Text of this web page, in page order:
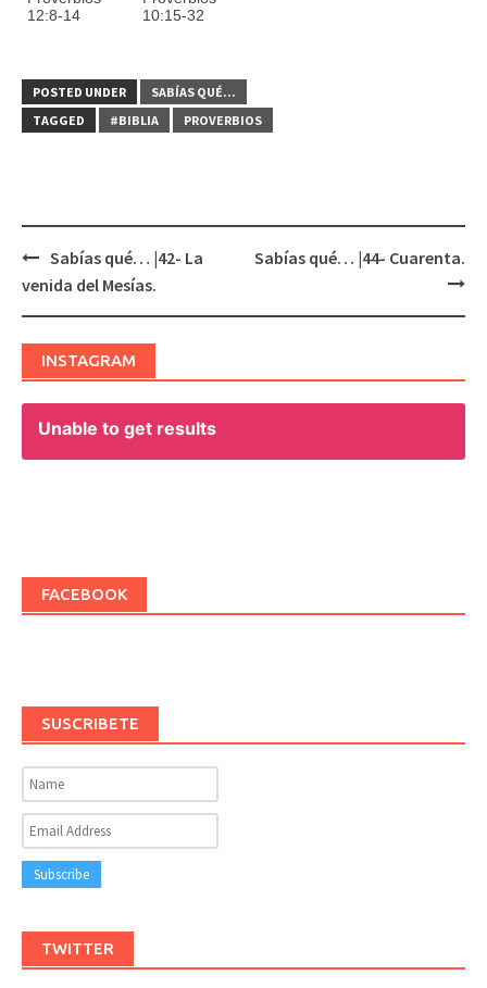
12:8-14
10:15-32
POSTED UNDER
SABÍAS QUÉ...
TAGGED
#BIBLIA PROVERBIOS
Post
Sabías qué… |42- La
venida del Mesías.
Sabías qué… |44- Cuarenta.
INSTAGRAM
Unable to get results
FACEBOOK
SUSCRIBETE
TWITTER